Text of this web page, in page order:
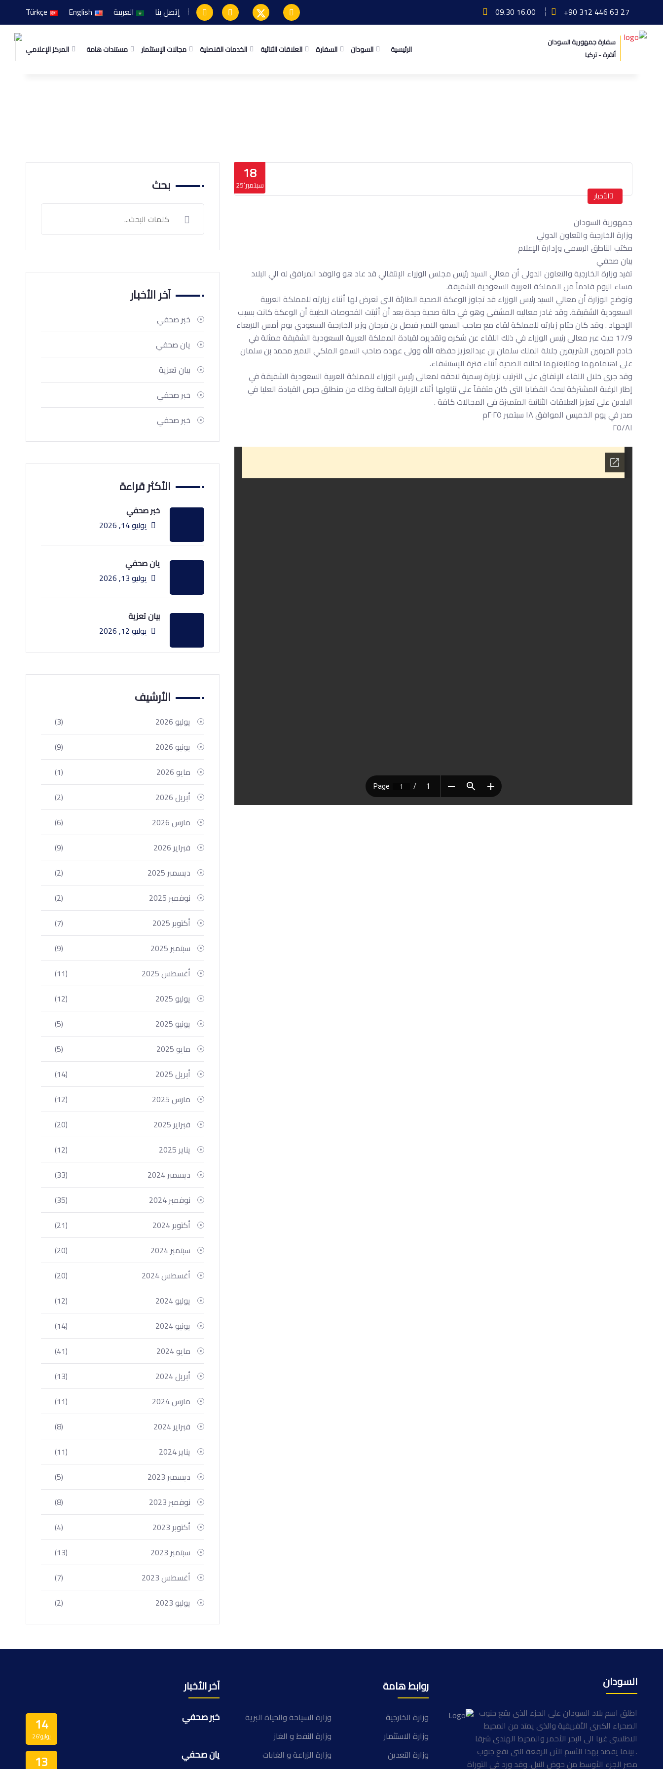
+90 312 446 63 27
09.30 16.00 إتصل بنا العربية English
Türkçe
سفارة جمهورية السودان
أنقرة - تركيا
الرئيسية السودان السفارة العلاقات الثنائية الخدمات القنصلية مجالات الإستثمار مستندات هامة المركز الإعلامي
18
سبتمبر’25
الأخبار
جمهورية السودان
وزارة الخارجية والتعاون الدولي
مكتب الناطق الرسمي وإدارة الإعلام
بيان صحفي
تفيد وزارة الخارجية والتعاون الدولى أن معالي السيد رئيس مجلس الوزراء الإنتقالي قد عاد هو والوفد المرافق له الي البلاد
مساء اليوم قادماً من المملكة العربية السعودية الشقيقة.
وتوضح الوزارة أن معالي السيد رئيس الوزراء قد تجاوز الوعكة الصحية الطارئة التى تعرض لها أثناء زيارته للمملكة العربية
السعودية الشقيقة. وقد غادر معاليه المشفى وهو في حالة صحية جيدة بعد أن أثبتت الفحوصات الطبية أن الوعكة كانت بسبب
الإجهاد . وقد كان ختام زيارته للمملكة لقاء مع صاحب السمو الامير فيصل بن فرحان وزير الخارجية السعودي يوم أمس الاربعاء
17/9 حيث عبر معالى رئيس الوزراء في ذلك اللقاء عن شكره وتقديره لقيادة المملكة العربية السعودية الشقيقة ممثلة في
خادم الحرمين الشريفين جلالة الملك سلمان بن عبدالعزيز حفظه الله وولى عهده صاحب السمو الملكي الامير محمد بن سلمان
على اهتمامهما ومتابعتهما لحالته الصحية أثناء فترة الإستشفاء.
وقد جرى خلال اللقاء الإتفاق على الترتيب لزيارة رسمية لاحقه لمعالى رئيس الوزراء للمملكة العربية السعودية الشقيقة في
إطار الرغبة المشتركة لبحث القضايا التى كان متفقاً على تناولها أثناء الزيارة الحالية وذلك من منطلق حرص القيادة العليا في
البلدين على تعزيز العلاقات الثنائية المتميزة في المجالات كافة .
صدر في يوم الخميس الموافق ١٨ سبتمبر ٢٠٢٥م
٢٥/٨١
بحث
آخر الأخبار
خبر صحفي
يان صحفي
بيان تعزية
خبر صحفي
خبر صحفي
الأكثر قراءة
خبر صحفي
يوليو 14, 2026
يان صحفي
يوليو 13, 2026
بيان تعزية
يوليو 12, 2026
الأرشيف
يوليو 2026
(3)
يونيو 2026
(9)
مايو 2026
(1)
أبريل 2026
(2)
مارس 2026
(6)
فبراير 2026
(9)
ديسمبر 2025
(2)
نوفمبر 2025
(2)
أكتوبر 2025
(7)
سبتمبر 2025
(9)
أغسطس 2025
(11)
يوليو 2025
(12)
يونيو 2025
(5)
مايو 2025
(5)
أبريل 2025
(14)
مارس 2025
(12)
فبراير 2025
(20)
يناير 2025
(12)
ديسمبر 2024
(33)
نوفمبر 2024
(35)
أكتوبر 2024
(21)
سبتمبر 2024
(20)
أغسطس 2024
(20)
يوليو 2024
(12)
يونيو 2024
(14)
مايو 2024
(41)
أبريل 2024
(13)
مارس 2024
(11)
فبراير 2024
(8)
يناير 2024
(11)
ديسمبر 2023
(5)
نوفمبر 2023
(8)
أكتوبر 2023
(4)
سبتمبر 2023
(13)
أغسطس 2023
(7)
يوليو 2023
(2)
السودان
اطلق اسم بلاد السودان على الجزء الذى يقع جنوب
الصحراء الكبرى الأفريقية والذى يمتد من المحيط
الاطلسى غربا الى البحر الأحمر والمحيط الهندى شرقا
. بينما يقصد بهذا الأسم الأن الرقعة التى تقع جنوب
مصر الجزء الأوسط من حوض النيل. وقد ورد فى التوراة
روابط هامة
وزارة الخارجية
وزارة السياحة والحياة البرية
وزارة الاستثمار
وزارة النفط و الغاز
وزارة التعدين
وزارة الزراعة و الغابات
آخر الأخبار
14
يوليو’26
خبر صحفي
13 يان صحفي